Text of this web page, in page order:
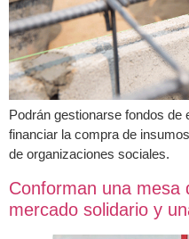
Podrán gestionarse fondos de
financiar la compra de
de organizaciones sociales.
Conforman una mesa
mercado solidario y